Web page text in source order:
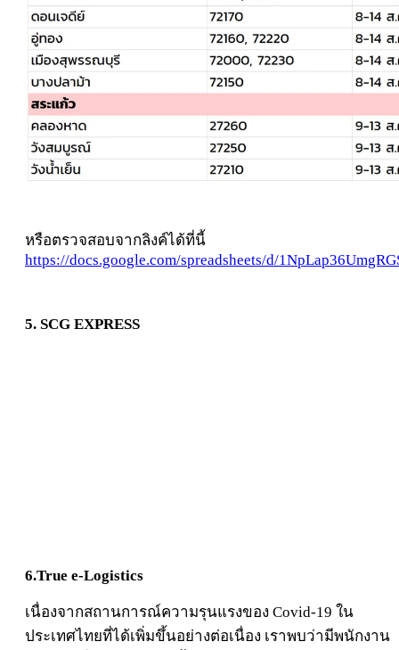
หรือตรวจสอบจากลิงค์ได้ที่นี้
https://docs.google.com/spreadsheets/d/
5. SCG EXPRESS
6.True e-Logistics
เนื่องจากสถานการณ์ความรุนแรงของ Covid-19 ใน
ประเทศไทยที่ได้เพิ่มขึ้นอย่างต่อเนื่อง เราพบว่ามีพนักงาน